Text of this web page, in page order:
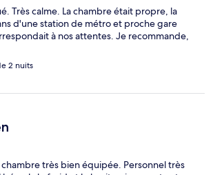
Très calme. La chambre était propre, la
d'une station de métro et proche gare
à nos attentes. Je recommande,
2 nuits
très bien équipée. Personnel très